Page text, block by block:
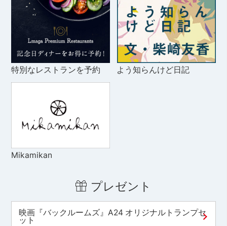
特別なレストランを予約 よう知らんけど日記
Mikamikan
プレゼント
映画『バックルームズ』A24 オリジナルトランプセ
ット